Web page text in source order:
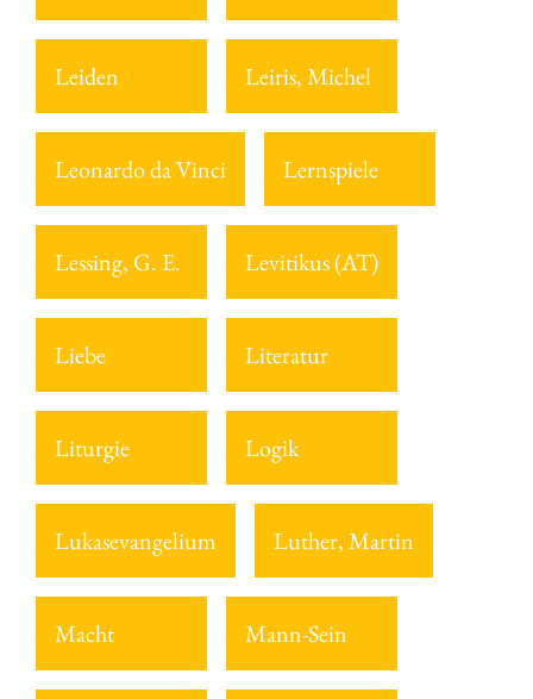
Leiden Leiris, Michel
Leonardo da Vinci Lernspiele
Lessing, G. E. Levitikus (AT)
Liebe Literatur
Liturgie Logik
Lukasevangelium Luther, Martin
Macht Mann-Sein